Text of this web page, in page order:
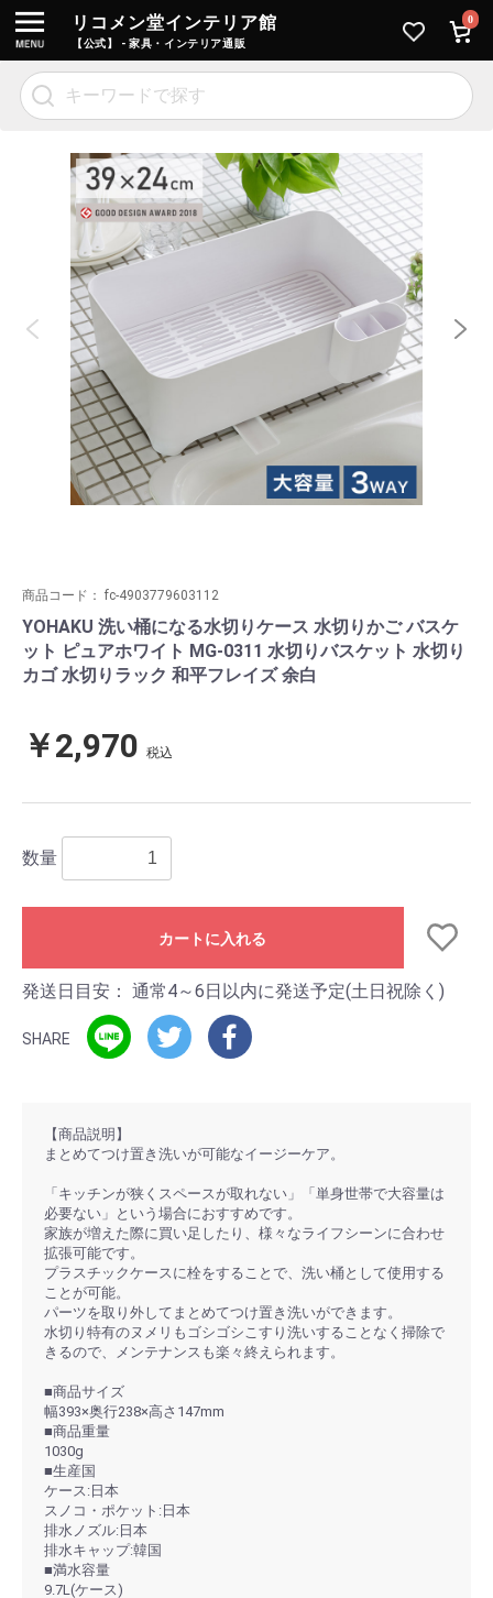
リコメン堂インテリア館
【公式】 - 家具・インテリア通販
0
商品コード： fc-4903779603112
YOHAKU 洗い桶になる水切りケース 水切りかご バスケ
ット ピュアホワイト MG-0311 水切りバスケット 水切り
カゴ 水切りラック 和平フレイズ 余白
￥2,970 税込
数量
カートに入れる
発送日目安： 通常4～6日以内に発送予定(土日祝除く)
SHARE
【商品説明】
まとめてつけ置き洗いが可能なイージーケア。
「キッチンが狭くスペースが取れない」「単身世帯で大容量は
必要ない」という場合におすすめです。
家族が増えた際に買い足したり、様々なライフシーンに合わせ
拡張可能です。
プラスチックケースに栓をすることで、洗い桶として使用する
ことが可能。
パーツを取り外してまとめてつけ置き洗いができます。
水切り特有のヌメリもゴシゴシこすり洗いすることなく掃除で
きるので、メンテナンスも楽々終えられます。
■商品サイズ
幅393×奥行238×高さ147mm
■商品重量
1030g
■生産国
ケース:日本
スノコ・ポケット:日本
排水ノズル:日本
排水キャップ:韓国
■満水容量
9.7L(ケース)